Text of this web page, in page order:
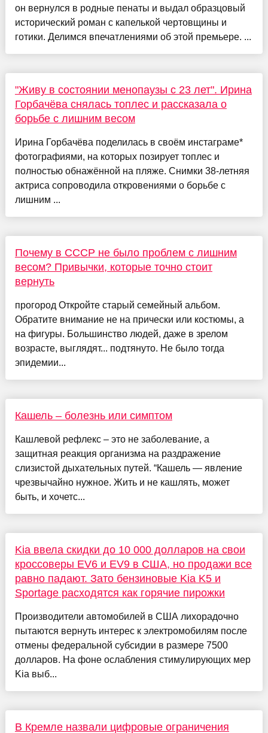
он вернулся в родные пенаты и выдал образцовый
исторический роман с капелькой чертовщины и
готики. Делимся впечатлениями об этой премьере. ...
"Живу в состоянии менопаузы с 23 лет". Ирина
Горбачёва снялась топлес и рассказала о
борьбе с лишним весом
Ирина Горбачёва поделилась в своём инстаграме*
фотографиями, на которых позирует топлес и
полностью обнажённой на пляже. Снимки 38-летняя
актриса сопроводила откровениями о борьбе с
лишним ...
Почему в СССР не было проблем с лишним
весом? Привычки, которые точно стоит
вернуть
прогород Откройте старый семейный альбом.
Обратите внимание не на прически или костюмы, а
на фигуры. Большинство людей, даже в зрелом
возрасте, выглядят... подтянуто. Не было тогда
эпидемии...
Кашель – болезнь или симптом
Кашлевой рефлекс – это не заболевание, а
защитная реакция организма на раздражение
слизистой дыхательных путей. “Кашель — явление
чрезвычайно нужное. Жить и не кашлять, может
быть, и хочетс...
Kia ввела скидки до 10 000 долларов на свои
кроссоверы EV6 и EV9 в США, но продажи все
равно падают. Зато бензиновые Kia K5 и
Sportage расходятся как горячие пирожки
Производители автомобилей в США лихорадочно
пытаются вернуть интерес к электромобилям после
отмены федеральной субсидии в размере 7500
долларов. На фоне ослабления стимулирующих мер
Kia выб...
В Кремле назвали цифровые ограничения